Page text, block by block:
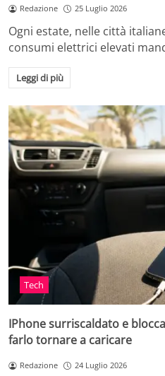
Redazione 25 Luglio 2026
Ogni estate, nelle città
consumi elettrici elevati
Leggi di più
Tech
IPhone surriscaldato e
farlo tornare a caricare
Redazione 24 Luglio 2026